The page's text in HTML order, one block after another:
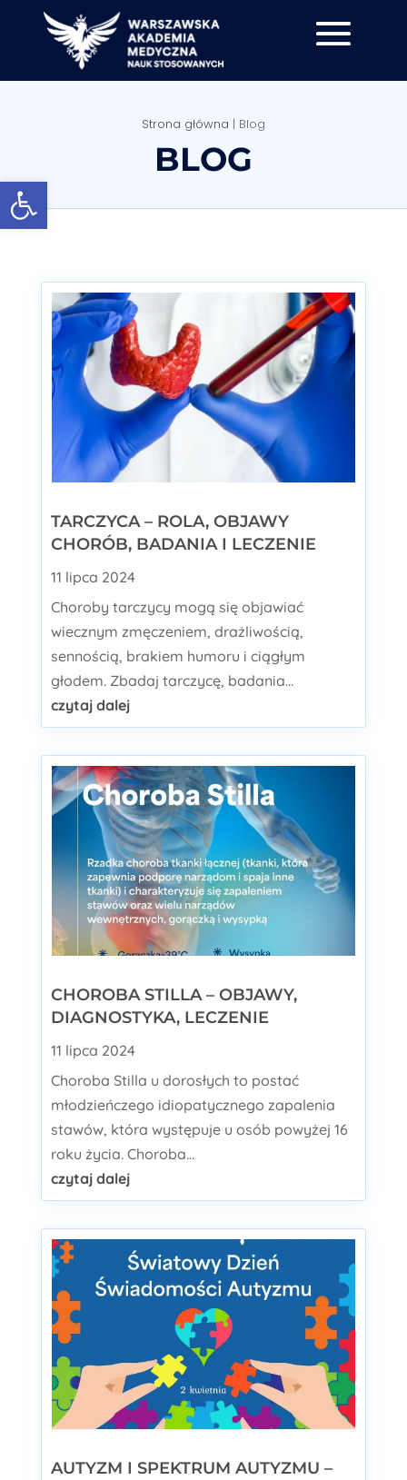
Strona główna | Blog
BLOG
TARCZYCA – ROLA, OBJAWY
CHORÓB, BADANIA I LECZENIE
11 lipca 2024
Choroby tarczycy mogą się objawiać
wiecznym zmęczeniem, drażliwością,
sennością, brakiem humoru i ciągłym
głodem. Zbadaj tarczycę, badania...
czytaj dalej
CHOROBA STILLA – OBJAWY,
DIAGNOSTYKA, LECZENIE
11 lipca 2024
Choroba Stilla u dorosłych to postać
młodzieńczego idiopatycznego zapalenia
stawów, która występuje u osób powyżej 16
roku życia. Choroba...
czytaj dalej
AUTYZM I SPEKTRUM AUTYZMU –
Otwórz pasek narzędzi